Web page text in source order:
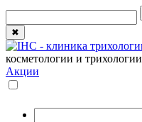
✖
косметологии и трихологии
Акции